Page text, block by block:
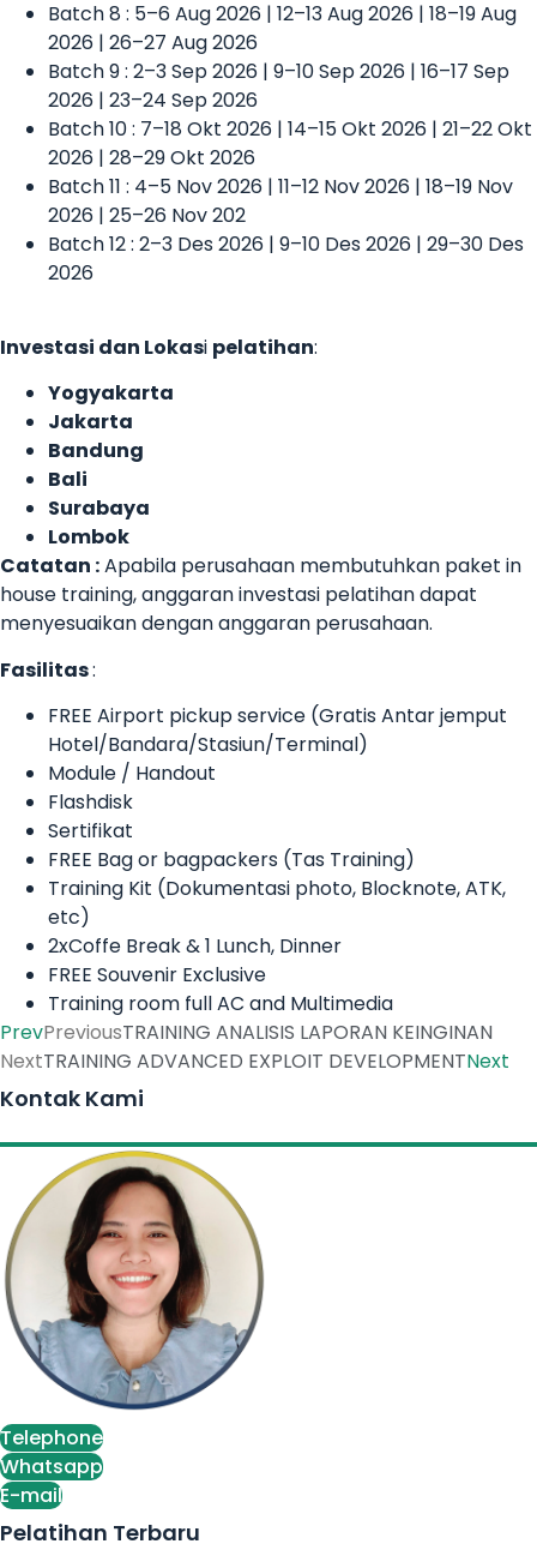
Batch 8 : 5–6 Aug 2026 | 12–13 Aug 2026 | 18–19 Aug
2026 | 26–27 Aug 2026
Batch 9 : 2–3 Sep 2026 | 9–10 Sep 2026 | 16–17 Sep
2026 | 23–24 Sep 2026
Batch 10 : 7–18 Okt 2026 | 14–15 Okt 2026 | 21–22 Okt
2026 | 28–29 Okt 2026
Batch 11 : 4–5 Nov 2026 | 11–12 Nov 2026 | 18–19 Nov
2026 | 25–26 Nov 202
Batch 12 : 2–3 Des 2026 | 9–10 Des 2026 | 29–30 Des
2026
Investasi dan Lokasi pelatihan:
Yogyakarta
Jakarta
Bandung
Bali
Surabaya
Lombok
Catatan :Apabila perusahaan membutuhkan paket in
house training, anggaran investasi pelatihan dapat
menyesuaikan dengan anggaran perusahaan.
Fasilitas:
FREE Airport pickup service (Gratis Antar jemput
Hotel/Bandara/Stasiun/Terminal)
Module / Handout
Flashdisk
Sertifikat
FREE Bag or bagpackers (Tas Training)
Training Kit (Dokumentasi photo, Blocknote, ATK,
etc)
2xCoffe Break & 1 Lunch, Dinner
FREE Souvenir Exclusive
Training room full AC and Multimedia
PrevPreviousTRAINING ANALISIS LAPORAN KEINGINAN
NextTRAINING ADVANCED EXPLOIT DEVELOPMENTNext
Kontak Kami
Telephone
Whatsapp
E-mail
Pelatihan Terbaru